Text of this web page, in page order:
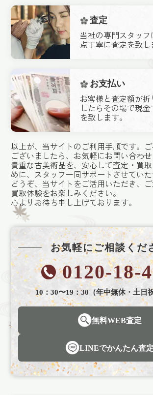
査定
当社の専門スタッ
点丁寧に査定を致し
お支払い
お客様と査定額が
したらその場で現
を致します。
以上が、当サイトのご利用手順です。
ございましたら、お気軽にお問い合わせ
貴重な古美術品を、安心して査定・買
めに、スタッフ一同サポートさせていた
どうぞ、当サイトをご活用いただき、
買取体験をお楽しみください。
心よりお待ち申し上げております。
お気軽にご相談くだ
0120-18-
10：30〜19：30（年中無休・土日
無料WEB査定
LINEでかんたん査定